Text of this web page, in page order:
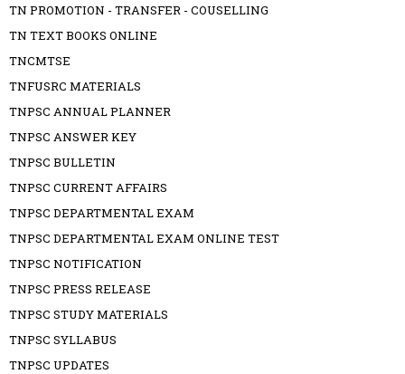
TN PROMOTION - TRANSFER - COUSELLING
TN TEXT BOOKS ONLINE
TNCMTSE
TNFUSRC MATERIALS
TNPSC ANNUAL PLANNER
TNPSC ANSWER KEY
TNPSC BULLETIN
TNPSC CURRENT AFFAIRS
TNPSC DEPARTMENTAL EXAM
TNPSC DEPARTMENTAL EXAM ONLINE TEST
TNPSC NOTIFICATION
TNPSC PRESS RELEASE
TNPSC STUDY MATERIALS
TNPSC SYLLABUS
TNPSC UPDATES